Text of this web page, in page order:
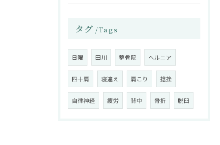
タグ Tags
日曜 田川 整骨院 ヘルニア
四十肩 寝違え 肩こり 捻挫
自律神経 疲労 背中 骨折 脱臼